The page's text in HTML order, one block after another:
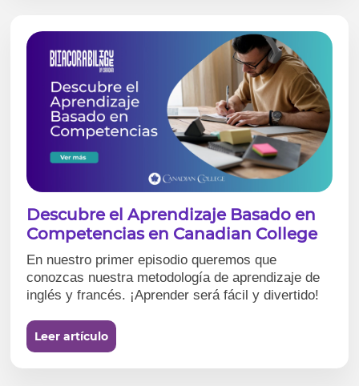
Descubre el Aprendizaje Basado en
Competencias en Canadian College
En nuestro primer episodio queremos que
conozcas nuestra metodología de aprendizaje de
inglés y francés. ¡Aprender será fácil y divertido!
Leer artículo